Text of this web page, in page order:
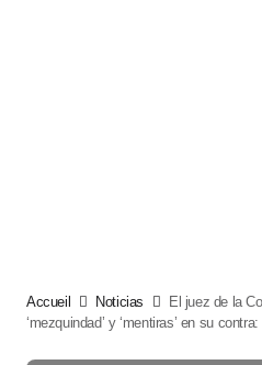
Accueil Noticias
El juez de la
‘mezquindad’ y ‘mentiras’ en su